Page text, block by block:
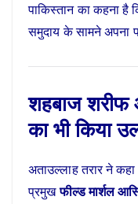
पाकिस्तान का कहना है
समुदाय के सामने अपना
शहबाज शरीफ
का भी किया
अताउल्लाह तरार ने
प्रमुखफील्ड मार्शल